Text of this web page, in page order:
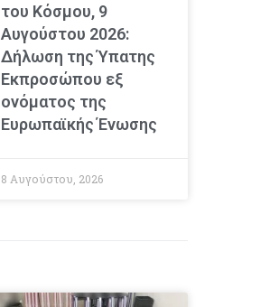
του Κόσμου, 9
Αυγούστου 2026:
Δήλωση της Ύπατης
Εκπροσώπου εξ
ονόματος της
Ευρωπαϊκής Ένωσης
8 Αυγούστου, 2026